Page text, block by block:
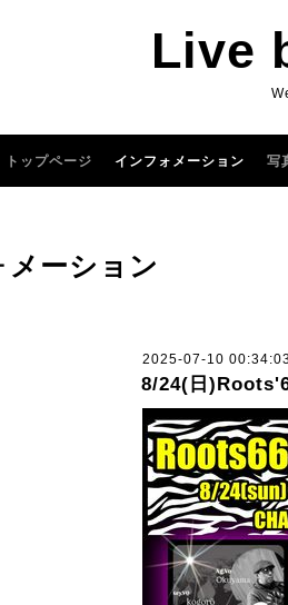
Live
トップページ インフォメーション 写
メーション
2025-07-10
8/24(日